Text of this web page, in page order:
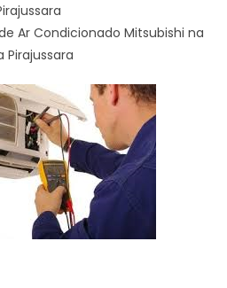
Ar Condicionado Mitsubishi na
Pirajussara